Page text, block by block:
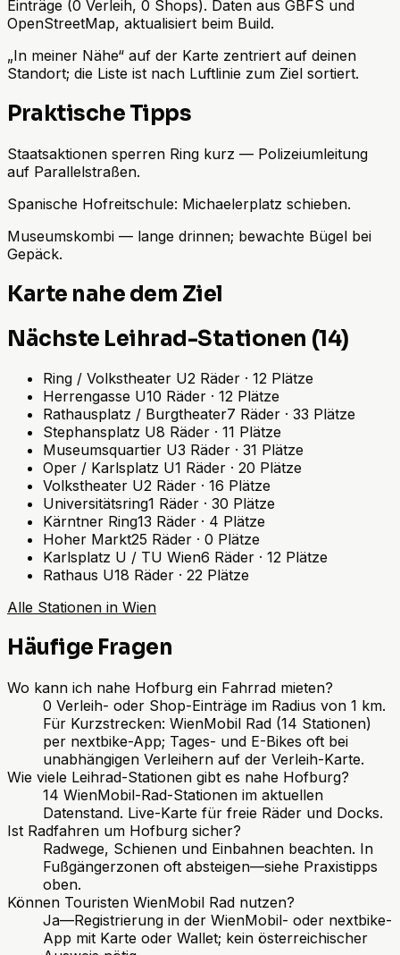
Einträge (0 Verleih, 0 Shops). Daten aus GBFS und
OpenStreetMap, aktualisiert beim Build.
„In meiner Nähe“ auf der Karte zentriert auf deinen
Standort; die Liste ist nach Luftlinie zum Ziel sortiert.
Praktische Tipps
Staatsaktionen sperren Ring kurz — Polizeiumleitung
auf Parallelstraßen.
Spanische Hofreitschule: Michaelerplatz schieben.
Museumskombi — lange drinnen; bewachte Bügel bei
Gepäck.
Karte nahe dem Ziel
Nächste Leihrad-Stationen (14)
Ring / Volkstheater U2 Räder · 12 Plätze
Herrengasse U10 Räder · 12 Plätze
Rathausplatz / Burgtheater7 Räder · 33 Plätze
Stephansplatz U8 Räder · 11 Plätze
Museumsquartier U3 Räder · 31 Plätze
Oper / Karlsplatz U1 Räder · 20 Plätze
Volkstheater U2 Räder · 16 Plätze
Universitätsring1 Räder · 30 Plätze
Kärntner Ring13 Räder · 4 Plätze
Hoher Markt25 Räder · 0 Plätze
Karlsplatz U / TU Wien6 Räder · 12 Plätze
Rathaus U18 Räder · 22 Plätze
Alle Stationen in Wien
Häufige Fragen
Wo kann ich nahe Hofburg ein Fahrrad mieten?
0 Verleih- oder Shop-Einträge im Radius von 1 km.
Für Kurzstrecken: WienMobil Rad (14 Stationen)
per nextbike-App; Tages- und E-Bikes oft bei
unabhängigen Verleihern auf der Verleih-Karte.
Wie viele Leihrad-Stationen gibt es nahe Hofburg?
14 WienMobil-Rad-Stationen im aktuellen
Datenstand. Live-Karte für freie Räder und Docks.
Ist Radfahren um Hofburg sicher?
Radwege, Schienen und Einbahnen beachten. In
Fußgängerzonen oft absteigen—siehe Praxistipps
oben.
Können Touristen WienMobil Rad nutzen?
Ja—Registrierung in der WienMobil- oder nextbike-
App mit Karte oder Wallet; kein österreichischer